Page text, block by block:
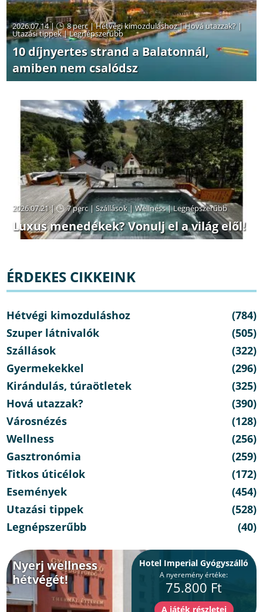
2026.07.14 | 8 perc|Hétvégi kimozduláshoz|Hová utazzak? |
Utazási tippek|Legnépszerűbb
10 díjnyertes strand a Balatonnál,
amiben nem csalódsz
2026.07.21 | 7 perc|Szállások|Wellness|Legnépszerűbb
Luxus menedékek? Vonulj el a világ elől!
ÉRDEKES CIKKEINK
Hétvégi kimozduláshoz
(784)
Szuper látnivalók
(505)
Szállások
(322)
Gyermekekkel
(296)
Kirándulás, túraötletek
(325)
Hová utazzak?
(390)
Városnézés
(128)
Wellness
(256)
Gasztronómia
(259)
Titkos úticélok
(172)
Események
(454)
Utazási tippek
(528)
Legnépszerűbb
(40)
Nyerj wellness
hétvégét!
Hotel Imperial Gyógyszálló
A nyeremény értéke:
75.800 Ft